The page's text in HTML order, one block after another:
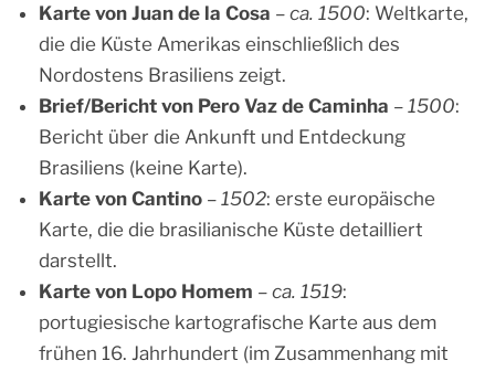
Karte von Juan de la Cosa – ca. 1500: Weltkarte,
die die Küste Amerikas einschließlich des
Nordostens Brasiliens zeigt.
Brief/Bericht von Pero Vaz de Caminha – 1500:
Bericht über die Ankunft und Entdeckung
Brasiliens (keine Karte).
Karte von Cantino– 1502: erste europäische
Karte, die die brasilianische Küste detailliert
darstellt.
Karte von Lopo Homem – ca. 1519:
portugiesische kartografische Karte aus dem
frühen 16. Jahrhundert (im Zusammenhang mit